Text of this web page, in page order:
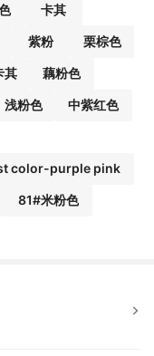
卡其
紫粉 栗棕色
其 藕粉色
浅粉色 中紫红色
color-purple pink
81#米粉色